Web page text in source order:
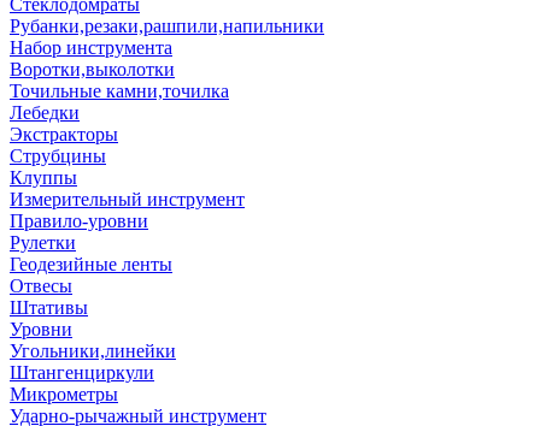
Стеклодомраты
Рубанки,резаки,рашпили,напильники
Набор инструмента
Воротки,выколотки
Точильные камни,точилка
Лебедки
Экстракторы
Струбцины
Клуппы
Измерительный инструмент
Правило-уровни
Рулетки
Геодезийные ленты
Отвесы
Штативы
Уровни
Угольники,линейки
Штангенциркули
Микрометры
Ударно-рычажный инструмент